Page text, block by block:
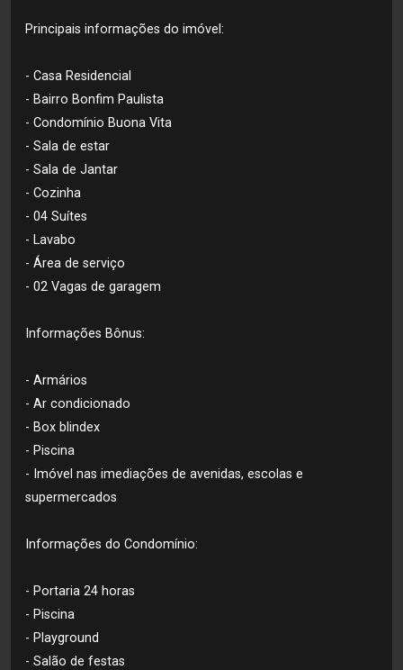
Principais informações do imóvel:
- Casa Residencial
- Bairro Bonfim Paulista
- Condomínio Buona Vita
- Sala de estar
- Sala de Jantar
- Cozinha
- 04 Suítes
- Lavabo
- Área de serviço
- 02 Vagas de garagem
Informações Bônus:
- Armários
- Ar condicionado
- Box blindex
- Piscina
- Imóvel nas imediações de avenidas, escolas e
supermercados
Informações do Condomínio:
- Portaria 24 horas
- Piscina
- Playground
- Salão de festas